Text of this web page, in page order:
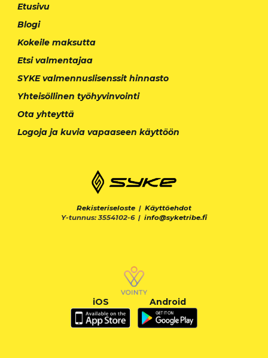
Etusivu
Blogi
Kokeile maksutta
Etsi valmentajaa
SYKE valmennuslisenssit hinnasto
Yhteisöllinen työhyvinvointi
Ota yhteyttä
Logoja ja kuvia vapaaseen käyttöön
Rekisteriseloste | Käyttöehdot
Y-tunnus: 3554102-6 | info@syketribe.fi
iOS Android